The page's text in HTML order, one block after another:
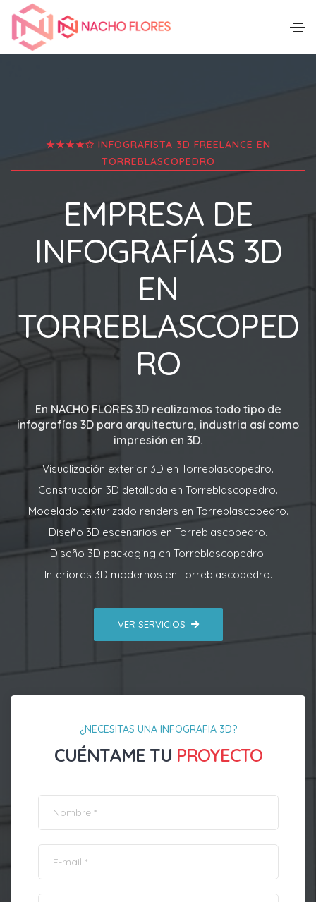
★★★★✩ INFOGRAFISTA 3D FREELANCE EN
TORREBLASCOPEDRO
EMPRESA DE
INFOGRAFÍAS 3D
EN
TORREBLASCOPED
RO
En NACHO FLORES 3Drealizamos todo tipo de
infografías 3D para arquitectura, industria así como
impresión en 3D.
Visualización exterior 3D en Torreblascopedro.
Construcción 3D detallada en Torreblascopedro.
Modelado texturizado renders en Torreblascopedro.
Diseño 3D escenarios en Torreblascopedro.
Diseño 3D packaging en Torreblascopedro.
Interiores 3D modernos en Torreblascopedro.
VER SERVICIOS
¿NECESITAS UNA INFOGRAFIA 3D?
CUÉNTAME TU PROYECTO